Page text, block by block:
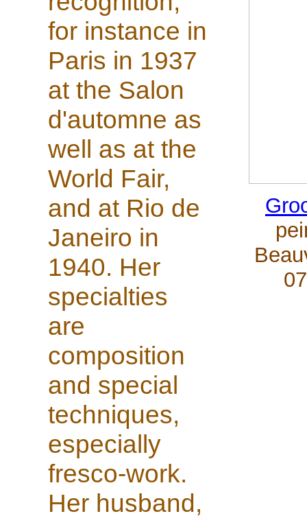
for instance in
Paris in 1937
at the Salon
d'automne as
well as at the
World Fair,
and at Rio de
Janeiro in
1940. Her
specialties
are
composition
and special
techniques,
especially
fresco-work.
Her husband,